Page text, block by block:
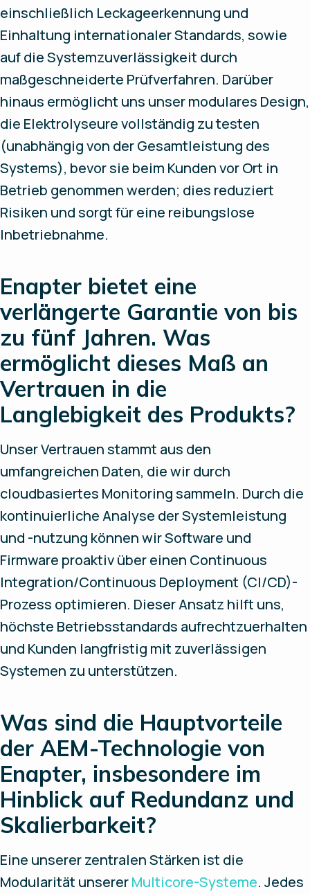
einschließlich Leckageerkennung und
Einhaltung internationaler Standards, sowie
auf die Systemzuverlässigkeit durch
maßgeschneiderte Prüfverfahren. Darüber
hinaus ermöglicht uns unser modulares Design,
die Elektrolyseure vollständig zu testen
(unabhängig von der Gesamtleistung des
Systems), bevor sie beim Kunden vor Ort in
Betrieb genommen werden; dies reduziert
Risiken und sorgt für eine reibungslose
Inbetriebnahme.
Enapter bietet eine
verlängerte Garantie von bis
zu fünf Jahren. Was
ermöglicht dieses Maß an
Vertrauen in die
Langlebigkeit des Produkts?
Unser Vertrauen stammt aus den
umfangreichen Daten, die wir durch
cloudbasiertes Monitoring sammeln. Durch die
kontinuierliche Analyse der Systemleistung
und -nutzung können wir Software und
Firmware proaktiv über einen Continuous
Integration/Continuous Deployment (CI/CD)-
Prozess optimieren. Dieser Ansatz hilft uns,
höchste Betriebsstandards aufrechtzuerhalten
und Kunden langfristig mit zuverlässigen
Systemen zu unterstützen.
Was sind die Hauptvorteile
der AEM-Technologie von
Enapter, insbesondere im
Hinblick auf Redundanz und
Skalierbarkeit?
Eine unserer zentralen Stärken ist die
Modularität unsererMulticore-Systeme. Jedes